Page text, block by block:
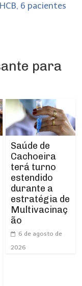
6 pacientes
para
Saúde de
Cachoeira
terá turno
estendido
durante a
estratégia de
Multivacinaç
ão
6 de agosto de
2026